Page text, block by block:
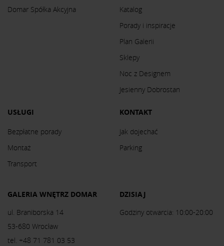
Domar Spółka Akcyjna
Katalog
Porady i inspiracje
Plan Galerii
Sklepy
Noc z Designem
Jesienny Dobrostan
USŁUGI
Bezpłatne porady
Montaż
Transport
KONTAKT
Jak dojechać
Parking
GALERIA WNĘTRZ DOMAR
ul. Braniborska 14
53-680 Wrocław
tel. +48 71 781 03 53
DZISIAJ
Godziny otwarcia: 10:00-20:00